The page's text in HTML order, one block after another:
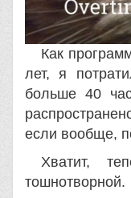
Как
лет, я
больше 40
если вообще,
Хватит,
тошнотворной.